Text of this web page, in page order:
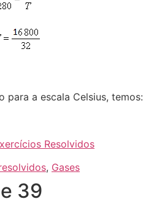
para a escala Celsius, temos:
Resolvidos
, Gases
39